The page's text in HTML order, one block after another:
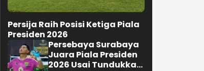
Persija Raih Posisi Ketiga Piala
Presiden 2026
Persebaya Surabaya
Juara Piala Presiden
2026 Usai Tundukkan